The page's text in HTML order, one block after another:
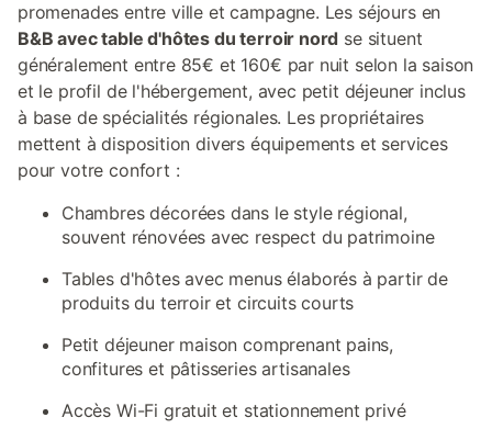
promenades entre ville et campagne. Les séjours en
B&B avec table d'hôtes du terroir nord se situent
généralement entre 85€ et 160€ par nuit selon la saison
et le profil de l'hébergement, avec petit déjeuner inclus
à base de spécialités régionales. Les propriétaires
mettent à disposition divers équipements et services
pour votre confort :
Chambres décorées dans le style régional,
souvent rénovées avec respect du patrimoine
Tables d'hôtes avec menus élaborés à partir de
produits du terroir et circuits courts
Petit déjeuner maison comprenant pains,
confitures et pâtisseries artisanales
Accès Wi-Fi gratuit et stationnement privé